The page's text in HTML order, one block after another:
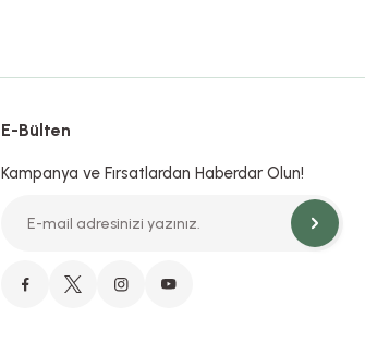
E-Bülten
Kampanya ve Fırsatlardan Haberdar Olun!